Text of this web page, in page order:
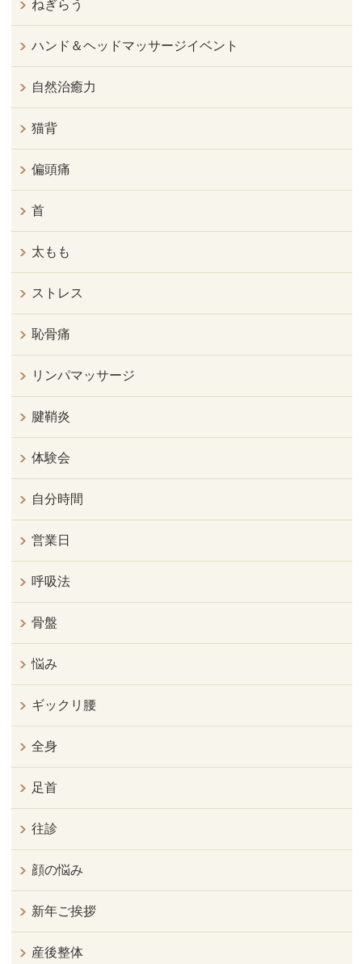
ねぎらう
ハンド＆ヘッドマッサージイベント
自然治癒力
猫背
偏頭痛
首
太もも
ストレス
恥骨痛
リンパマッサージ
腱鞘炎
体験会
自分時間
営業日
呼吸法
骨盤
悩み
ギックリ腰
全身
足首
往診
顔の悩み
新年ご挨拶
産後整体